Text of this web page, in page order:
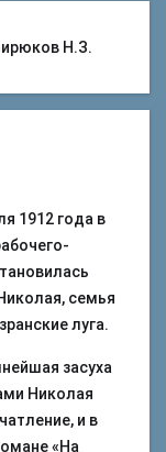
Н.З.
1912 года в
семья
луга.
засуха
Николая
и в
«На